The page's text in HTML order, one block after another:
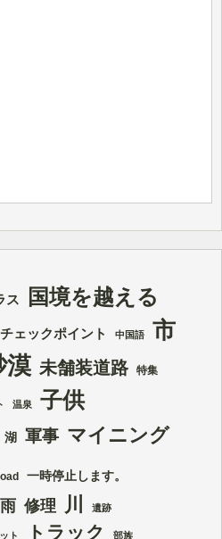
ス 国境を越える
チェックポイント 中国語 市
漠 未舗装道路 特集
温泉 子供
湖 軍事 マイニング
一時停止します。
雨 修理 川 遺跡
ト トラック 部族